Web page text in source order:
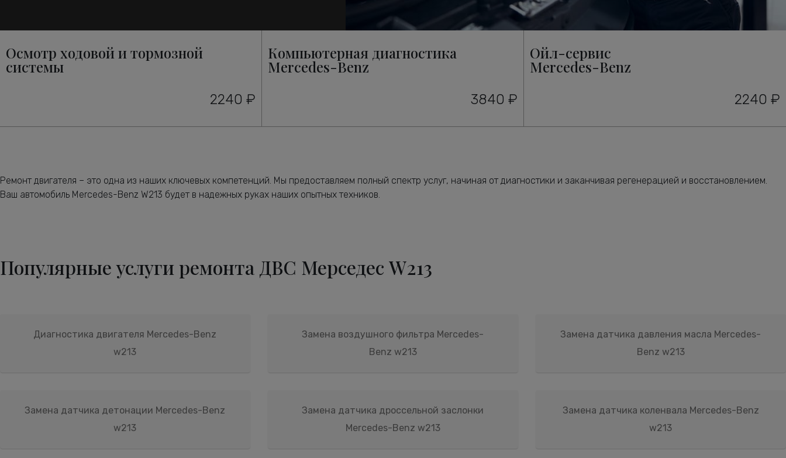
Осмотр ходовой и тормозной
системы
2240 ₽
Компьютерная диагностика
Mercedes-Benz
3840 ₽
Ойл-сервис
Mercedes-Benz
2240 ₽
Ремонт двигателя – это одна из наших ключевых компетенций. Мы предоставляем полный спектр услуг, начиная от диагностики и заканчивая регенерацией и восстановлением.
Ваш автомобиль Mercedes-Benz W213 будет в надежных руках наших опытных техников.
Популярные услуги ремонта ДВС Мерседес W213
Диагностика двигателя Mercedes-Benz
w213
Замена воздушного фильтра Mercedes-
Benz w213
Замена датчика давления масла Mercedes-
Benz w213
Замена датчика детонации Mercedes-Benz
w213
Замена датчика дроссельной заслонки
Mercedes-Benz w213
Замена датчика коленвала Mercedes-Benz
w213